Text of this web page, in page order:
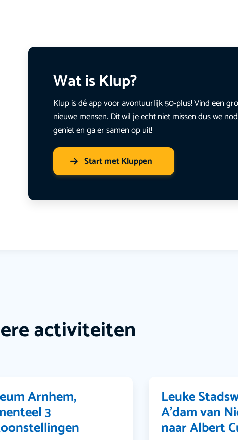
Wat is Klup?
Klup is dé app voor avontuurlijk 50-plus! Vind een
nieuwe mensen. Dit wil je echt niet missen dus we
geniet en ga er samen op uit!
Start met Kluppen
activiteiten
Arnhem,
3
Leuke
A’dam van
naar Albert